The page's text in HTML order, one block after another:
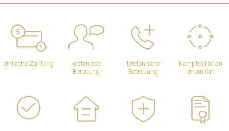
einfache Zahlung
kostenlose
Beratung
telefonische
Betreuung
Komplexität an
einem Ort